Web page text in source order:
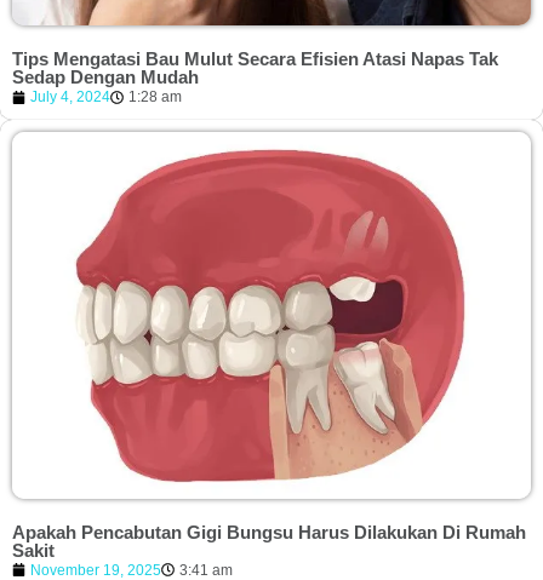
Tips Mengatasi Bau Mulut Secara Efisien Atasi Napas Tak
Sedap Dengan Mudah
July 4, 2024 1:28 am
Apakah Pencabutan Gigi Bungsu Harus Dilakukan Di Rumah
Sakit
November 19, 2025 3:41 am